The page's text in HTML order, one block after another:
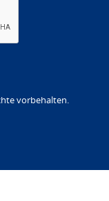
vorbehalten.